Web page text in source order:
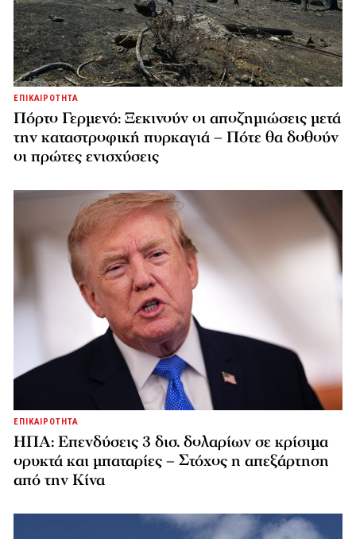
ΕΠΙΚΑΙΡΟΤΗΤΑ
Πόρτο Γερμενό: Ξεκινούν οι αποζημιώσεις μετά
την καταστροφική πυρκαγιά – Πότε θα δοθούν
οι πρώτες ενισχύσεις
ΕΠΙΚΑΙΡΟΤΗΤΑ
ΗΠΑ: Επενδύσεις 3 δισ. δολαρίων σε κρίσιμα
ορυκτά και μπαταρίες – Στόχος η απεξάρτηση
από την Κίνα